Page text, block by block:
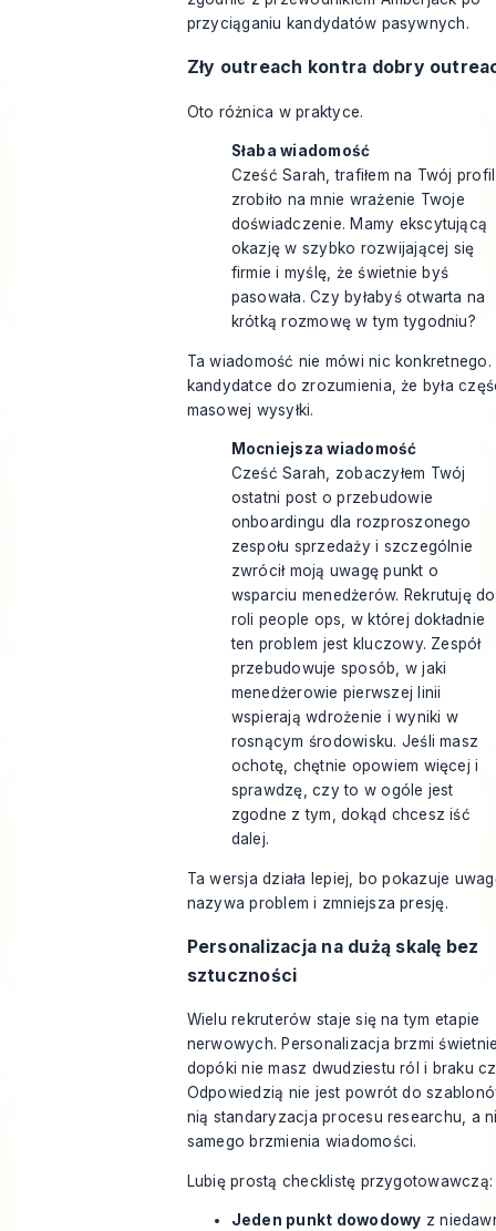
przyciąganiu kandydatów pasywnych.
Zły outreach kontra dobry
Oto różnica w praktyce.
Słaba wiadomość
Cześć Sarah, trafiłem na Twój
zrobiło na mnie wrażenie Twoje
doświadczenie. Mamy ekscytującą
okazję w szybko rozwijającej się
firmie i myślę, że świetnie byś
pasowała. Czy byłabyś otwarta na
krótką rozmowę w tym tygodniu?
Ta wiadomość nie mówi nic konkretnego.
kandydatce do zrozumienia, że była
masowej wysyłki.
Mocniejsza wiadomość
Cześć Sarah, zobaczyłem Twój
ostatni post o przebudowie
onboardingu dla rozproszonego
zespołu sprzedaży i szczególnie
zwrócił moją uwagę punkt o
wsparciu menedżerów. Rekrutuję do
roli people ops, w której dokładnie
ten problem jest kluczowy. Zespół
przebudowuje sposób, w jaki
menedżerowie pierwszej linii
wspierają wdrożenie i wyniki w
rosnącym środowisku. Jeśli masz
ochotę, chętnie opowiem więcej i
sprawdzę, czy to w ogóle jest
zgodne z tym, dokąd chcesz iść
dalej.
Ta wersja działa lepiej, bo pokazuje
nazywa problem i zmniejsza presję.
Personalizacja na dużą skalę bez
sztuczności
Wielu rekruterów staje się na tym etapie
nerwowych. Personalizacja brzmi
dopóki nie masz dwudziestu ról i braku
Odpowiedzią nie jest powrót do
nią standaryzacja procesu researchu, a
samego brzmienia wiadomości.
Lubię prostą checklistę przygotowawczą:
Jeden punkt dowodowy z